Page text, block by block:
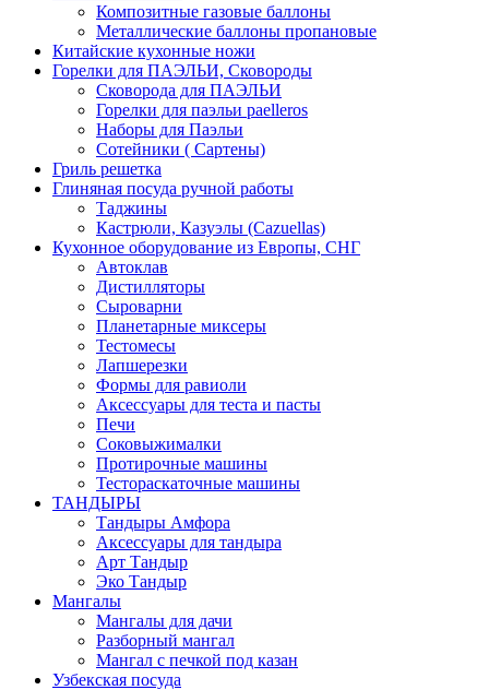
Композитные газовые баллоны
Металлические баллоны пропановые
Китайские кухонные ножи
Горелки для ПАЭЛЬИ, Сковороды
Сковорода для ПАЭЛЬИ
Горелки для паэльи paelleros
Наборы для Паэльи
Сотейники ( Сартены)
Гриль решетка
Глиняная посуда ручной работы
Таджины
Кастрюли, Казуэлы (Cazuellas)
Кухонное оборудование из Европы, СНГ
Автоклав
Дистилляторы
Сыроварни
Планетарные миксеры
Тестомесы
Лапшерезки
Формы для равиоли
Аксессуары для теста и пасты
Печи
Соковыжималки
Протирочные машины
Тестораскаточные машины
ТАНДЫРЫ
Тандыры Амфора
Аксессуары для тандыра
Арт Тандыр
Эко Тандыр
Мангалы
Мангалы для дачи
Разборный мангал
Мангал с печкой под казан
Узбекская посуда